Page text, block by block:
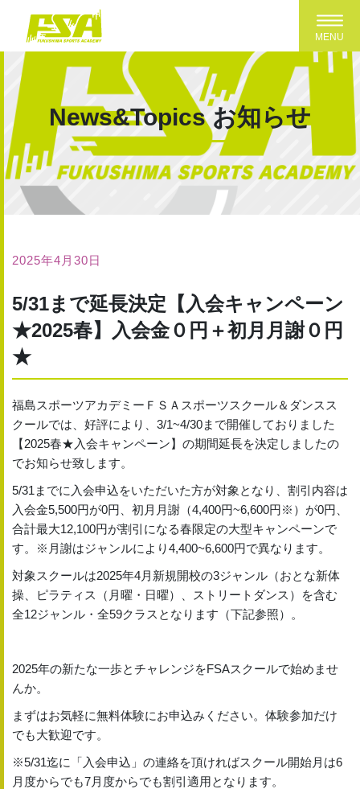
MENU
News&Topics お知らせ
2025年4月30日
5/31まで延長決定【入会キャンペーン
★2025春】入会金０円＋初月月謝０円
★
福島スポーツアカデミーＦＳＡスポーツスクール＆ダンスス
クールでは、好評により、3/1~4/30まで開催しておりました
【2025春★入会キャンペーン】の期間延長を決定しましたの
でお知らせ致します。
5/31までに入会申込をいただいた方が対象となり、割引内容は
入会金5,500円が0円、初月月謝（4,400円~6,600円※）が0円、
合計最大12,100円が割引になる春限定の大型キャンペーンで
す。※月謝はジャンルにより4,400~6,600円で異なります。
対象スクールは2025年4月新規開校の3ジャンル（おとな新体
操、ピラティス（月曜・日曜）、ストリートダンス）を含む
全12ジャンル・全59クラスとなります（下記参照）。
2025年の新たな一歩とチャレンジをFSAスクールで始めませ
んか。
まずはお気軽に無料体験にお申込みください。体験参加だけ
でも大歓迎です。
※5/31迄に「入会申込」の連絡を頂ければスクール開始月は6
月度からでも7月度からでも割引適用となります。